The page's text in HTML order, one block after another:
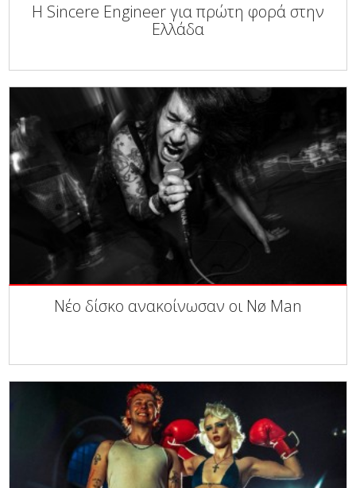
Η Sincere Engineer για πρώτη φορά στην
Ελλάδα
Νέο δίσκο ανακοίνωσαν οι Nø Man